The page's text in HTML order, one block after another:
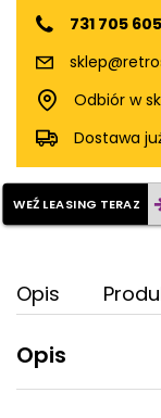
731 705 605
Odbiór w
Dostawa
WEŹ LEASING TERAZ
Opis
Opis